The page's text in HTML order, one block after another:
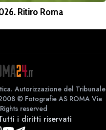
Ritiro Roma
Autorizzazione del Tribunale
© Fotografie AS ROMA Via
reserved
i diritti riservati